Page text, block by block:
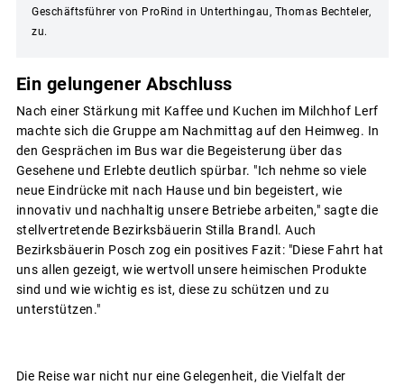
Geschäftsführer von ProRind in Unterthingau, Thomas Bechteler,
zu.
Ein gelungener Abschluss
Nach einer Stärkung mit Kaffee und Kuchen im Milchhof Lerf
machte sich die Gruppe am Nachmittag auf den Heimweg. In
den Gesprächen im Bus war die Begeisterung über das
Gesehene und Erlebte deutlich spürbar. "Ich nehme so viele
neue Eindrücke mit nach Hause und bin begeistert, wie
innovativ und nachhaltig unsere Betriebe arbeiten," sagte die
stellvertretende Bezirksbäuerin Stilla Brandl. Auch
Bezirksbäuerin Posch zog ein positives Fazit: "Diese Fahrt hat
uns allen gezeigt, wie wertvoll unsere heimischen Produkte
sind und wie wichtig es ist, diese zu schützen und zu
unterstützen."
Die Reise war nicht nur eine Gelegenheit, die Vielfalt der